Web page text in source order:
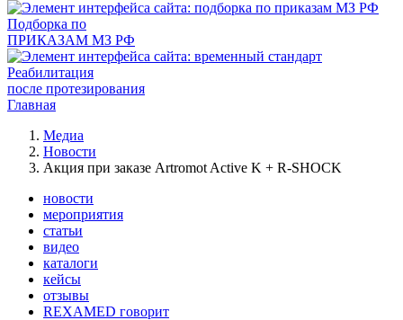
Подборка по
ПРИКАЗАМ МЗ РФ
Реабилитация
после протезирования
Главная
Медиа
Новости
Акция при заказе Artromot Active K + R-SHOCK
новости
мероприятия
статьи
видео
каталоги
кейсы
отзывы
REXAMED говорит